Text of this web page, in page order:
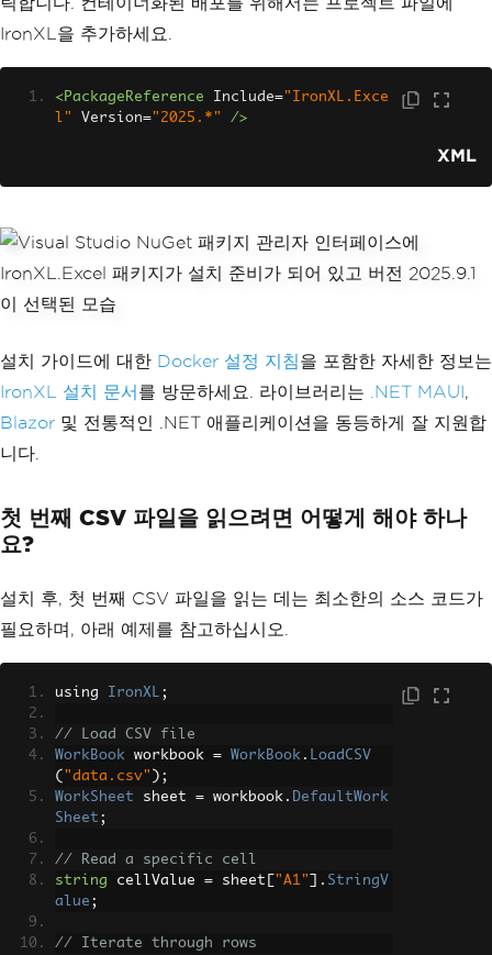
IronXL을 추가하세요.
<PackageReference Include="IronXL.Exce
l"
Version="2025.*" />
XML
설치 가이드에 대한 Docker 설정 지침을 포함한 자세한 정보는
IronXL 설치 문서 를 방문하세요. 라이브러리는 .NET MAUI,
Blazor 및 전통적인 .NET 애플리케이션을 동등하게 잘 지원합
니다.
첫 번째 CSV 파일을 읽으려면 어떻게 해야 하나
요?
설치 후, 첫 번째 CSV 파일을 읽는 데는 최소한의 소스 코드가
필요하며, 아래 예제를 참고하십시오.
using IronXL ;
// Load CSV file
WorkBook workbook = WorkBook . LoadCSV
( "data.csv" );
WorkSheet sheet = workbook . DefaultWork
Sheet ;
// Read a specific cell
string cellValue = sheet "A1" ]. StringV
alue ;
// Iterate through rows